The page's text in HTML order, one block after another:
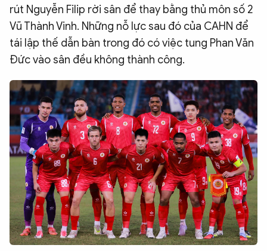
ĐA PHƯƠNG TIỆN
eMagazine
Video Ảnh
Infographic
Chuyên trangAn ninh thế giớiVăn nghệ Công an
Chuyên đề
rút Nguyễn Filip rời sân để thay bằng thủ môn số 2
Vũ Thành Vinh. Những nỗ lực sau đó của CAHN để
tái lập thế dẫn bàn trong đó có việc tung Phan Văn
Đức vào sân đều không thành công.